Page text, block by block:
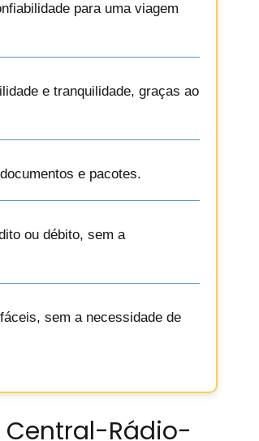
para uma viagem
e tranquilidade, graças ao
e pacotes.
ou débito, sem a
sem a necessidade de
Central-Rádio-